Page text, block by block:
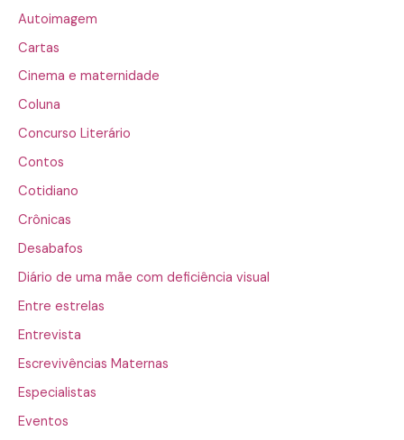
Autoimagem
Cartas
Cinema e maternidade
Coluna
Concurso Literário
Contos
Cotidiano
Crônicas
Desabafos
Diário de uma mãe com deficiência visual
Entre estrelas
Entrevista
Escrevivências Maternas
Especialistas
Eventos